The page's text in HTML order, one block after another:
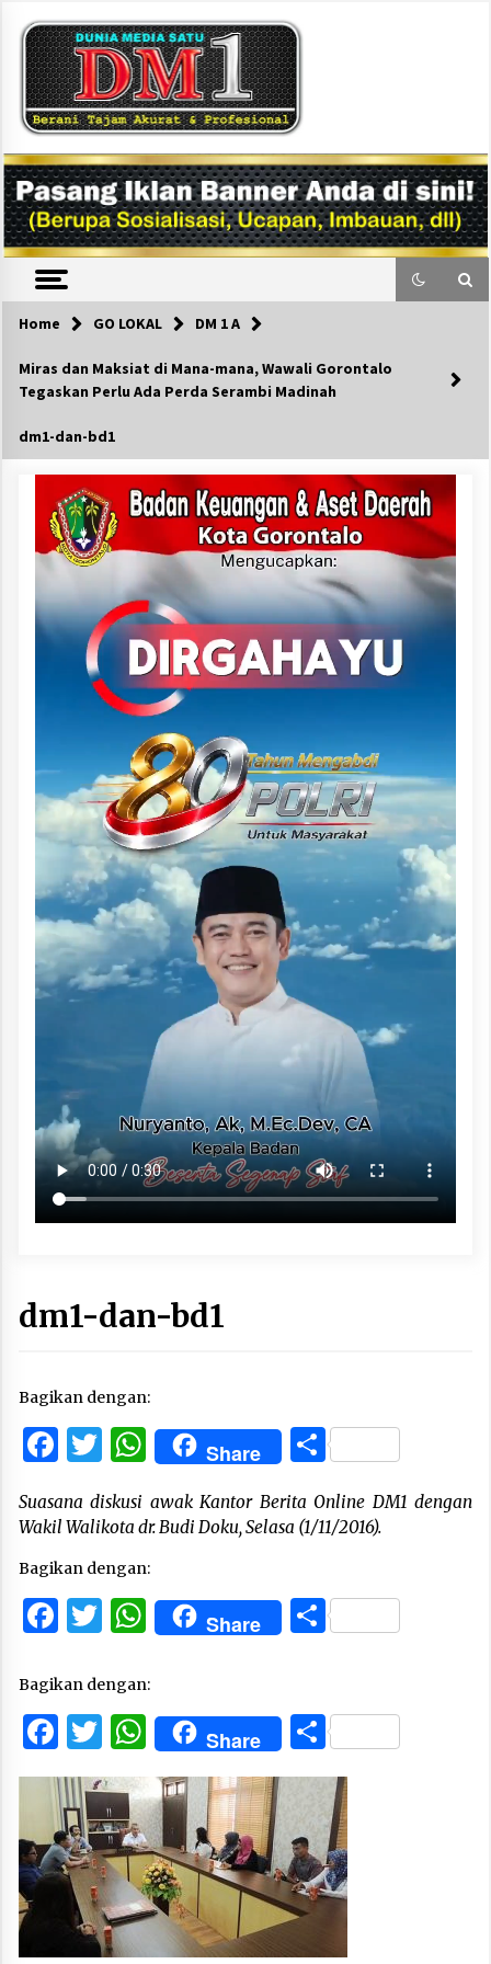
content
DM1
Home GO LOKAL DM 1 A
Miras dan Maksiat di Mana-mana, Wawali Gorontalo
Tegaskan Perlu Ada Perda Serambi Madinah
dm1-dan-bd1
dm1-dan-bd1
Bagikan dengan:
Facebook
Twitter
WhatsApp
Share Share
Suasana diskusi awak Kantor Berita Online DM1 dengan
Wakil Walikota dr. Budi Doku, Selasa (1/11/2016).
Bagikan dengan:
Facebook
Twitter
WhatsApp
Share Share
Bagikan dengan:
Facebook
Twitter
WhatsApp
Share Share